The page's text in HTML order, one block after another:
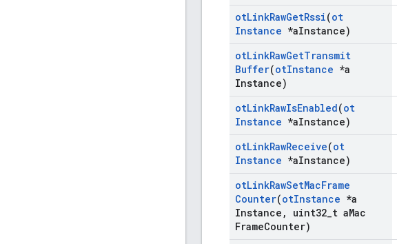
otLinkRawGetRssi(ot
Instance *aInstance)
otLinkRawGetTransmit
Buffer(otInstance *a
Instance)
otLinkRawIsEnabled(ot
Instance *aInstance)
otLinkRawReceive(ot
Instance *aInstance)
otLinkRawSetMacFrame
Counter(otInstance *a
Instance , uint32 t aMac
FrameCounter)